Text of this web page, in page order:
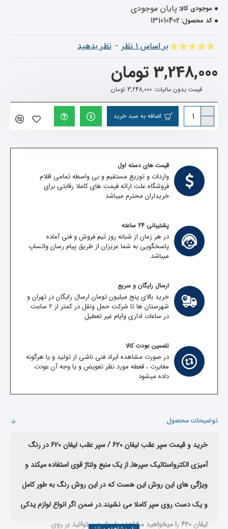
موجودی کالا: پایان موجودی
کد محصول: 131010402
بر اساس 1 نظر - نظر بدهید
3,248,000 تومان
قیمت بدون مالیات: 3,248,000 تومان
اضافه به سبد خرید
قیمت های دسته اول
واردات و توزیع مستقیم و بی واسطه تمامی اقلام
فروشگاه علت ارائه قیمت های کاملا رقابتی برای
خریداران محترم میباشد
پشتیبانی 24 ساعته
در هر زمان از شبانه روز تیم فروش و فنی آماده
پاسخگویی به شما عزیزان از طریق پیام رسان واتساپ
میباشد.
ارسال رایگان و سریع
خرید بالای پنج میلیون تومان ارسال رایگان در تهران و
شهرستان ها تا شرکت حمل ونقل در کمتر از 2 ساعت
در ساعات اداری وایام غیر تعطیل
تضمین عودت کالا
در صورت مشاهده ایراد فنی ناشی از تولید و یا هرگونه
مغایرت ، قعطه مورد نظر تعویض و یا وجه آن عودت
داده میشود
توضیحات محصول
خرید و قیمت سپر عقب لیفان 620 / سپر عقب لیفان 620 در رنگ
آمیزی الکترواستاتیک سپرها, از یک منبع ولتاژ قوی استفاده میکند و
ویژگی های این روش این هست که در این روش رنگ به طور کامل
و یک دست روی سپر کاملا می نشیند.در ضمن اگر انواع لوازم یدکی
لیفان 620 را میخواهید مشاهده بفرمایید میتوانید بر روی